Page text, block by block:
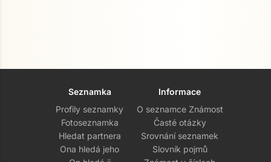
Seznamka
Profily seznamky
Fotoseznamka
Hledat partnera
Ona hledá jeho
Informace
O seznamce Známost
Časté otázky
Srovnání seznamek
Slovník pojmů